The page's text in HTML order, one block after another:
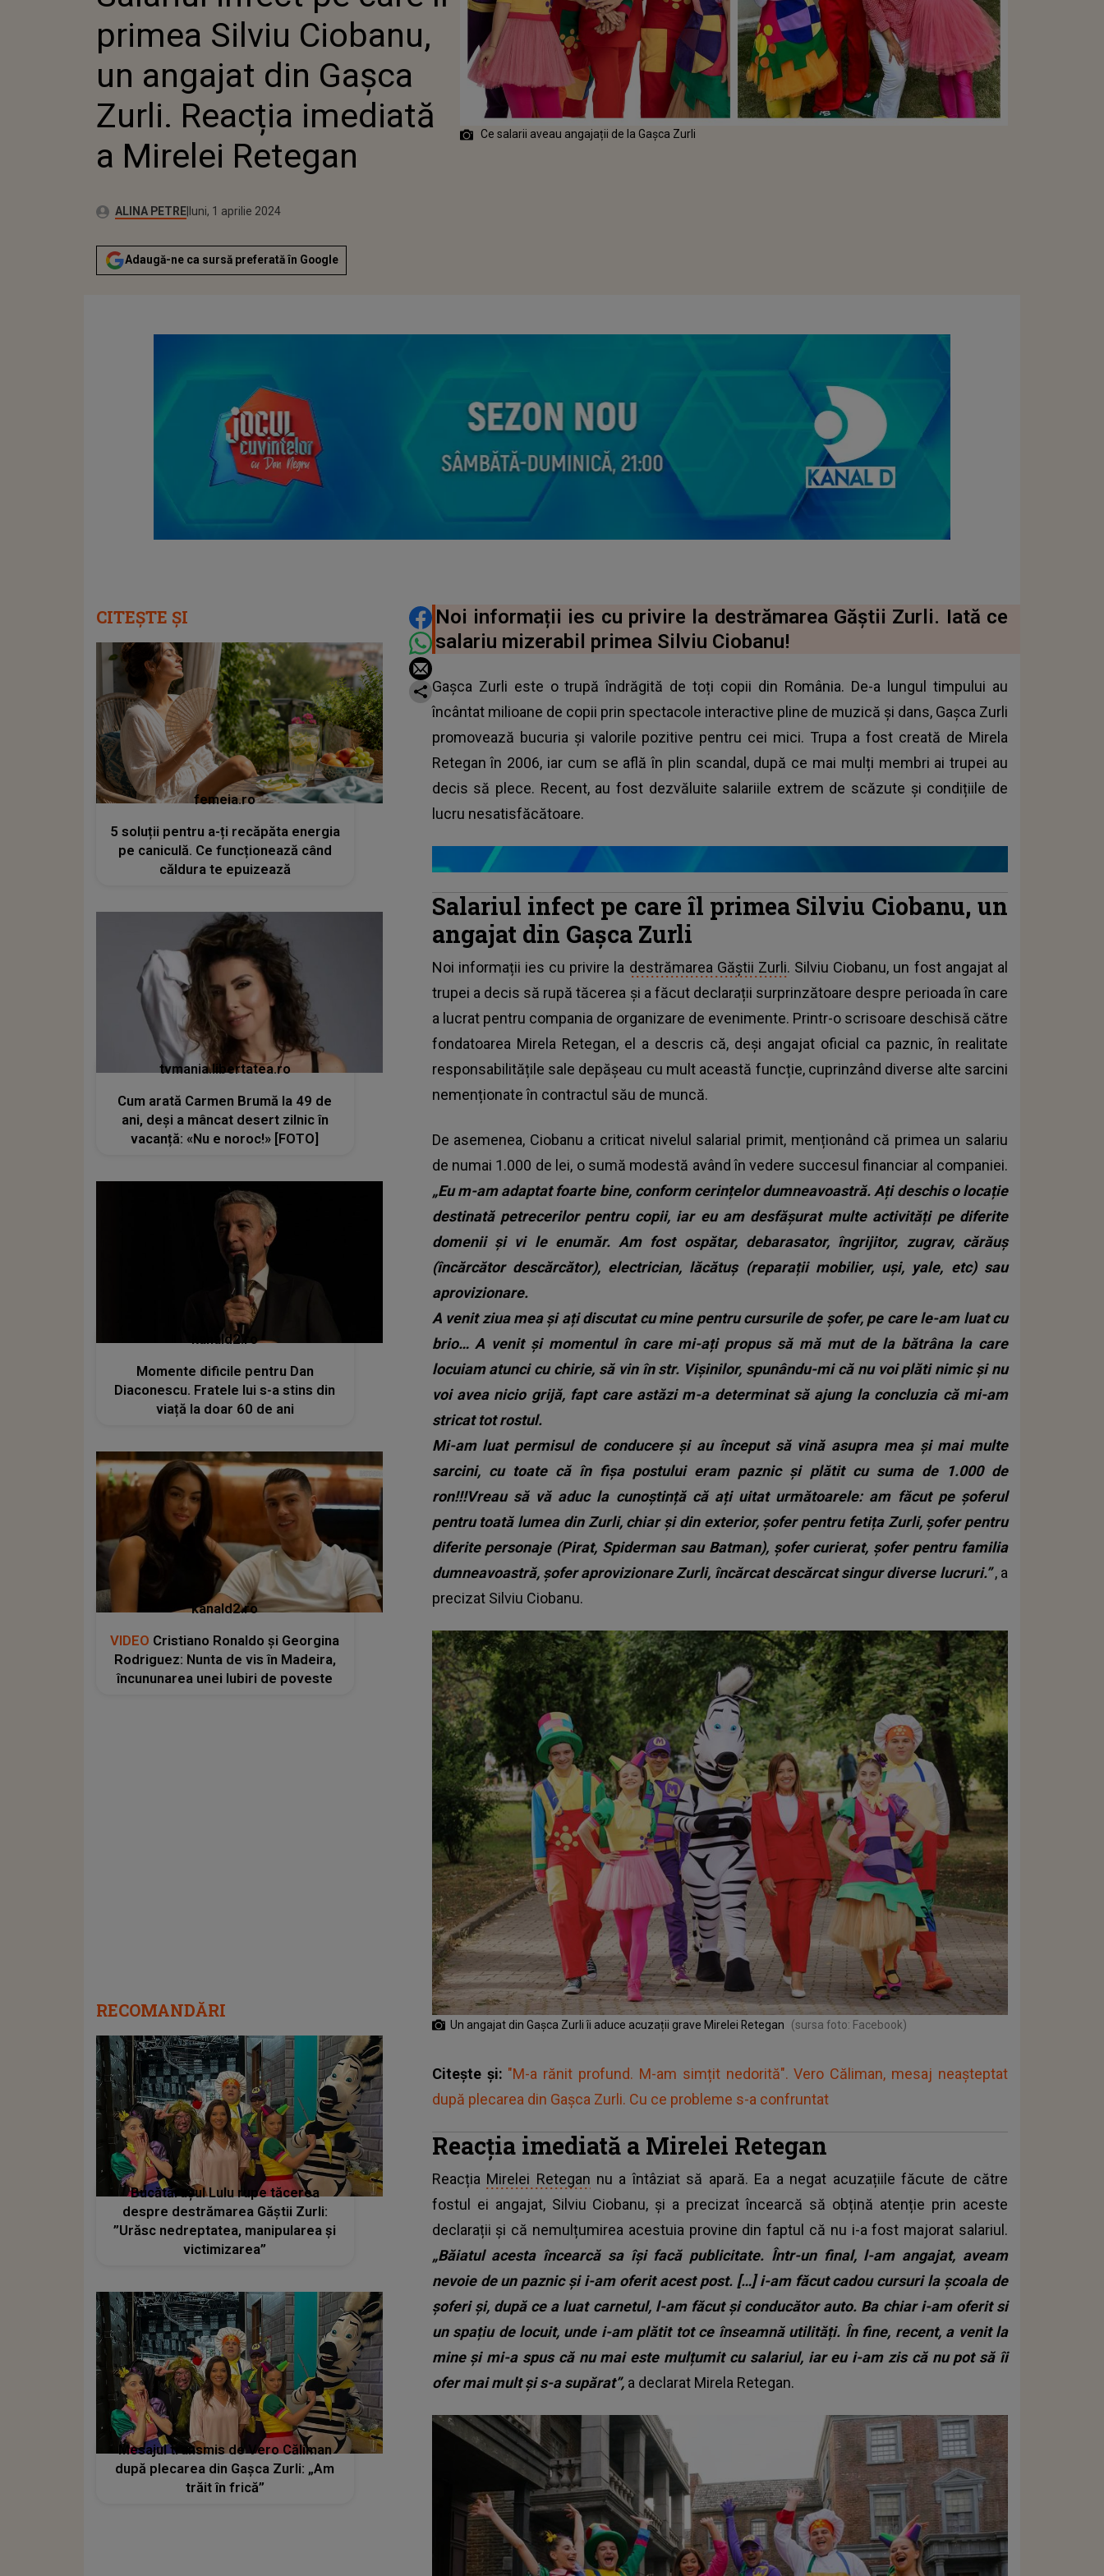
DIN GAȘCA ZURLI.
REACȚIA IMEDIATĂ A
MIRELEI RETEGAN
primea Silviu Ciobanu,
un angajat din Gașca
Zurli. Reacția imediată
a Mirelei Retegan
Autor:ALINA PETREPublicat:
luni, 1 aprilie 2024
Actualizat:
luni, 1 aprilie 2024
Adaugă-ne ca sursă preferată în Google
Ce salarii aveau angajații de la Gașca Zurli
DISTRIBUIE ARTICOLUL
Noi informații ies cu privire la destrămarea Găștii Zurli. Iată ce
salariu mizerabil primea Silviu Ciobanu!
Gașca Zurli este o trupă îndrăgită de toți copii din România. De-a lungul timpului au
încântat milioane de copii prin spectacole interactive pline de muzică și dans, Gașca Zurli
promovează bucuria și valorile pozitive pentru cei mici. Trupa a fost creată de Mirela
Retegan în 2006, iar cum se află în plin scandal, după ce mai mulți membri ai trupei au
decis să plece. Recent, au fost dezvăluite salariile extrem de scăzute și condițiile de
lucru nesatisfăcătoare.
Salariul infect pe care îl primea Silviu Ciobanu, un
angajat din Gașca Zurli
Noi informații ies cu privire la destrămarea Găștii Zurli. Silviu Ciobanu, un fost angajat al
trupei a decis să rupă tăcerea și a făcut declarații surprinzătoare despre perioada în care
a lucrat pentru compania de organizare de evenimente. Printr-o scrisoare deschisă către
fondatoarea Mirela Retegan, el a descris că, deși angajat oficial ca paznic, în realitate
responsabilitățile sale depășeau cu mult această funcție, cuprinzând diverse alte sarcini
nemenționate în contractul său de muncă.
De asemenea, Ciobanu a criticat nivelul salarial primit, menționând că primea un salariu
de numai 1.000 de lei, o sumă modestă având în vedere succesul financiar al companiei.
„Eu m-am adaptat foarte bine, conform cerințelor dumneavoastră. Ați deschis o locație
destinată petrecerilor pentru copii, iar eu am desfășurat multe activități pe diferite
domenii și vi le enumăr. Am fost ospătar, debarasator, îngrijitor, zugrav, cărăuș
(încărcător descărcător), electrician, lăcătuș (reparații mobilier, uși, yale, etc) sau
aprovizionare.
A venit ziua mea și ați discutat cu mine pentru cursurile de șofer, pe care le-am luat cu
brio… A venit și momentul în care mi-ați propus să mă mut de la bătrâna la care
locuiam atunci cu chirie, să vin în str. Vișinilor, spunându-mi că nu voi plăti nimic și nu
voi avea nicio grijă, fapt care astăzi m-a determinat să ajung la concluzia că mi-am
stricat tot rostul.
Mi-am luat permisul de conducere și au început să vină asupra mea și mai multe
sarcini, cu toate că în fișa postului eram paznic și plătit cu suma de 1.000 de
ron!!!Vreau să vă aduc la cunoștință că ați uitat următoarele: am făcut pe șoferul
pentru toată lumea din Zurli, chiar și din exterior, șofer pentru fetița Zurli, șofer pentru
diferite personaje (Pirat, Spiderman sau Batman), șofer curierat, șofer pentru familia
dumneavoastră, șofer aprovizionare Zurli, încărcat descărcat singur diverse lucruri.”, a
precizat Silviu Ciobanu.
Un angajat din Gașca Zurli îi aduce acuzații grave Mirelei Retegan (sursa foto: Facebook)
Citește și: "M-a rănit profund. M-am simțit nedorită". Vero Căliman, mesaj neașteptat
după plecarea din Gașca Zurli. Cu ce probleme s-a confruntat
Reacția imediată a Mirelei Retegan
Reacția Mirelei Retegan nu a întâziat să apară. Ea a negat acuzațiile făcute de către
fostul ei angajat, Silviu Ciobanu, și a precizat încearcă să obțină atenție prin aceste
declarații și că nemulțumirea acestuia provine din faptul că nu i-a fost majorat salariul.
„Băiatul acesta încearcă sa își facă publicitate. Într-un final, l-am angajat, aveam
nevoie de un paznic și i-am oferit acest post. […] i-am făcut cadou cursuri la școala de
șoferi și, după ce a luat carnetul, l-am făcut și conducător auto. Ba chiar i-am oferit si
un spațiu de locuit, unde i-am plătit tot ce înseamnă utilități. În fine, recent, a venit la
mine și mi-a spus că nu mai este mulțumit cu salariul, iar eu i-am zis că nu pot să îi
ofer mai mult și s-a supărat”, a declarat Mirela Retegan.
CITEȘTE ȘI
femeia.ro
5 soluții pentru a-ți recăpăta energia
pe caniculă. Ce funcționează când
căldura te epuizează
tvmania.libertatea.ro
Cum arată Carmen Brumă la 49 de
ani, deși a mâncat desert zilnic în
vacanță: «Nu e noroc!» [FOTO]
kanald2.ro
Momente dificile pentru Dan
Diaconescu. Fratele lui s-a stins din
viață la doar 60 de ani
kanald2.ro
VIDEO Cristiano Ronaldo și Georgina
Rodriguez: Nunta de vis în Madeira,
încununarea unei Iubiri de poveste
RECOMANDĂRI
Bucătărașul Lulu rupe tăcerea
despre destrămarea Găștii Zurli:
”Urăsc nedreptatea, manipularea și
victimizarea”
Mesajul transmis de Vero Căliman
după plecarea din Gașca Zurli: „Am
trăit în frică”